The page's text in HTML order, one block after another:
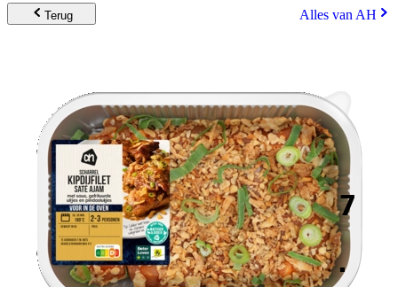
Terug Alles van AH
7
.